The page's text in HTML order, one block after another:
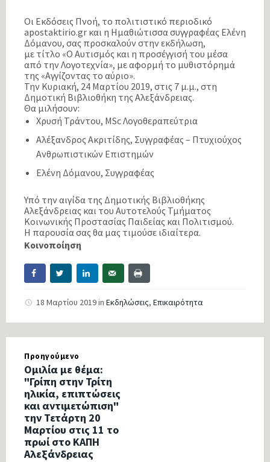
Οι Εκδόσεις Πνοή, το πολιτιστικό περιοδικό
apostaktirio.gr και η Ημαθιώτισσα συγγραφέας Ελένη
Δόμανου, σας προσκαλούν στην εκδήλωση,
με τίτλο «Ο Αυτισμός και η προσέγγισή του μέσα
από την Λογοτεχνία», με αφορμή το μυθιστόρημά
της «Αγγίζοντας το αύριο».
Την Κυριακή, 24 Μαρτίου 2019, στις 7 μ.μ., στη
Δημοτική Βιβλιοθήκη της Αλεξάνδρειας.
Θα μιλήσουν:
Χρυσή Τράντου, MSc Λογοθεραπεύτρια
Αλέξανδρος Ακριτίδης, Συγγραφέας – Πτυχιούχος
Ανθρωπιστικών Επιστημών
Ελένη Δόμανου, Συγγραφέας
Υπό την αιγίδα της Δημοτικής Βιβλιοθήκης
Αλεξάνδρειας και του Αυτοτελούς Τμήματος
Κοινωνικής Προστασίας Παιδείας και Πολιτισμού.
Η παρουσία σας θα μας τιμούσε ιδιαίτερα.
Κοινοποίηση
18 Μαρτίου 2019in Εκδηλώσεις, Επικαιρότητα
Προηγούμενο
Ομιλία με θέμα:
"Γρίπη στην Τρίτη
ηλικία, επιπτώσεις
και αντιμετώπιση"
την Τετάρτη 20
Μαρτίου στις 11 το
πρωί στο ΚΑΠΗ
Αλεξάνδρειας